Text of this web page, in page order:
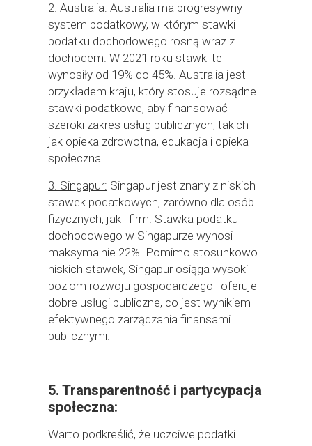
2. Australia: Australia ma progresywny
system podatkowy, w którym stawki
podatku dochodowego rosną wraz z
dochodem. W 2021 roku stawki te
wynosiły od 19% do 45%. Australia jest
przykładem kraju, który stosuje rozsądne
stawki podatkowe, aby finansować
szeroki zakres usług publicznych, takich
jak opieka zdrowotna, edukacja i opieka
społeczna.
3. Singapur: Singapur jest znany z niskich
stawek podatkowych, zarówno dla osób
fizycznych, jak i firm. Stawka podatku
dochodowego w Singapurze wynosi
maksymalnie 22%. Pomimo stosunkowo
niskich stawek, Singapur osiąga wysoki
poziom rozwoju gospodarczego i oferuje
dobre usługi publiczne, co jest wynikiem
efektywnego zarządzania finansami
publicznymi.
5. Transparentność i partycypacja
społeczna:
Warto podkreślić, że uczciwe podatki
Cookies to małe pliki danych, które są
przechowywane na Twoim urządzeniu podczas